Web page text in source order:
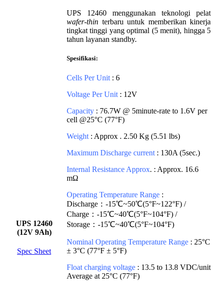
UPS 12460
(12V 9Ah)
Spec Sheet
UPS 12460 menggunakan teknologi pelat
wafer-thin terbaru untuk memberikan kinerja
tingkat tinggi yang optimal (5 menit), hingga 5
tahun layanan standby.
Spesifikasi:
Cells Per Unit : 6
Voltage Per Unit : 12V
Capacity : 76.7W @ 5minute-rate to 1.6V per
cell @25°C (77°F)
Weight : Approx . 2.50 Kg (5.51 lbs)
Maximum Discharge current : 130A (5sec.)
Internal Resistance Approx. : Approx. 16.6
mΩ
Operating Temperature Range :
Discharge：-15℃~50℃(5°F~122°F) /
Charge：-15℃~40℃(5°F~104°F) /
Storage：-15℃~40℃(5°F~104°F)
Nominal Operating Temperature Range : 25°C
± 3°C (77°F ± 5°F)
Float charging voltage : 13.5 to 13.8 VDC/unit
Average at 25°C (77°F)